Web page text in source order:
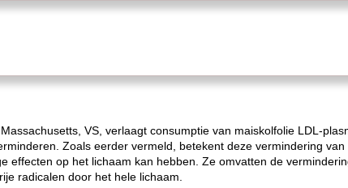
VS, verlaagt consumptie van maiskolfolie LDL-
Zoals eerder vermeld, betekent deze vermindering
effecten op het lichaam kan hebben. Ze omvatten de
radicalen door het hele lichaam.